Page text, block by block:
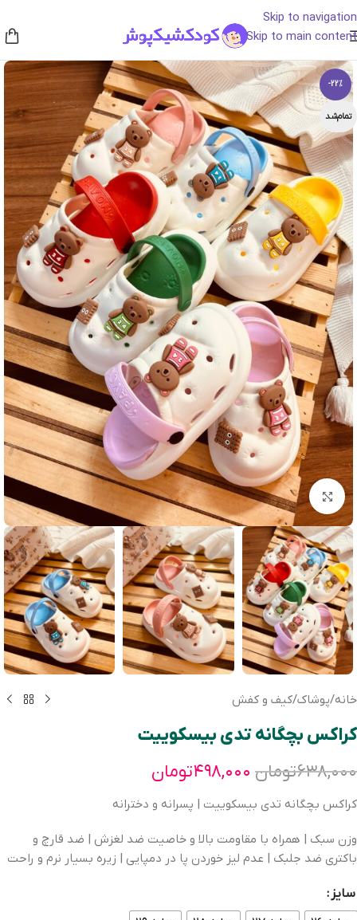
Skip to navigation
Skip to main content
-22%
تمام‌شد
بزرگنمایی تصویر
خانه/پوشاک/کیف و کفش
کراکس بچگانه تدی بیسکوییت
۶۳۸,۰۰۰تومان ۴۹۸,۰۰۰تومان
کراکس بچگانه تدی بیسکوییت | پسرانه و دخترانه
وزن سبک | همراه با مقاومت بالا و خاصیت ضد لغزش | ضد قارچ و
باکتری ضد جلبک | عدم لیز خوردن پا در دمپایی | زیره بسیار نرم و راحت
سایز